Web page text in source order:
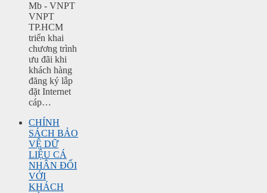
Mb - VNPT
VNPT
TP.HCM
triển khai
chương trình
ưu đãi khi
khách hàng
đăng ký lắp
đặt Internet
cáp…
CHÍNH
SÁCH BẢO
VỆ DỮ
LIỆU CÁ
NHÂN ĐỐI
VỚI
KHÁCH